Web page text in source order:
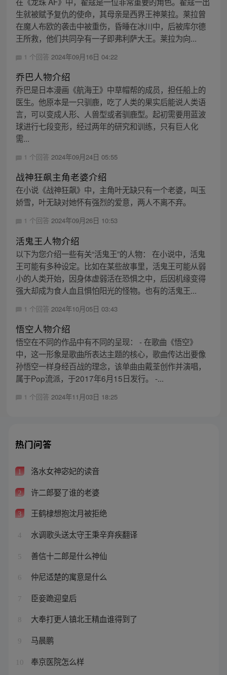
生就被赋予复仇的使命，其母亲是西界王神莱拉。莱拉曾
在魔人布欧的袭击中被重伤，昏睡在冰川中，后被库尔德
王所救，他们共同孕有一子即弗利萨大王。莱拉为向...
1 个回答 2024年09月16日 04:22
乔巴人物介绍
乔巴是日本漫画《航海王》中草帽帮的成员，担任船上的
医生。他原本是一只驯鹿，吃了人类的果实后能说人类语
言，可以变成人形、人兽型或者驯鹿型。起初需要用蓝波
球进行七段变形，经过两年的研究和训练，只有巨人化
需...
1 个回答 2024年09月24日 05:55
战神狂飙主角老婆介绍
在小说《战神狂飙》中，主角叶无缺只有一个老婆，叫玉
娇雪，叶无缺对她怀有强烈的爱意，两人不离不弃。
1 个回答 2024年09月26日 10:53
活鬼王人物介绍
以下为您介绍一些有关“活鬼王”的人物： 在小说中，活鬼
王可能有多种设定。比如在某些故事里，活鬼王可能从弱
小的人类开始，因身体虚弱活在恐惧之中，后因机缘变得
强大却成为食人血且惧怕阳光的怪物。也有的活鬼王...
1 个回答 2024年10月05日 03:43
悟空人物介绍
悟空在不同的作品中有不同的呈现： - 在歌曲《悟空》
中，这一形象是歌曲所表达主题的核心，歌曲传达出要像
孙悟空一样身经百战的理念，该单曲由戴荃创作并演唱，
属于Pop流派，于2017年6月15日发行。 -...
1 个回答 2024年11月03日 18:25
热门问答
1 洛水女神宓妃的读音
2 许二郎娶了谁的老婆
3 王鹤棣想抱沈月被拒绝
4 水调歌头送太守王秉辛弃疾翻译
5 善信十二郎是什么神仙
6 仲尼适楚的寓意是什么
7 臣妾跪迎皇后
8 大奉打更人镇北王精血谁得到了
9 马晨鹏
10 奉京医院怎么样